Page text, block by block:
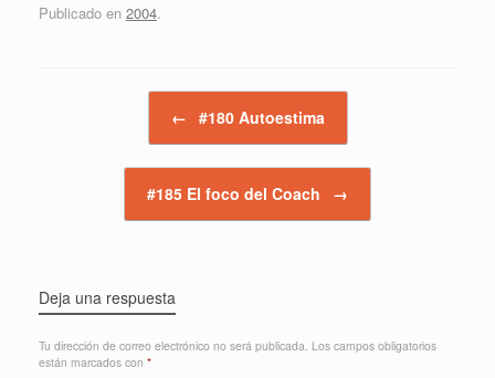
Publicado en 2004.
← #180 Autoestima
#185 El foco del Coach →
Deja una respuesta
Tu dirección de correo electrónico no será publicada. Los campos obligatorios
están marcados con *